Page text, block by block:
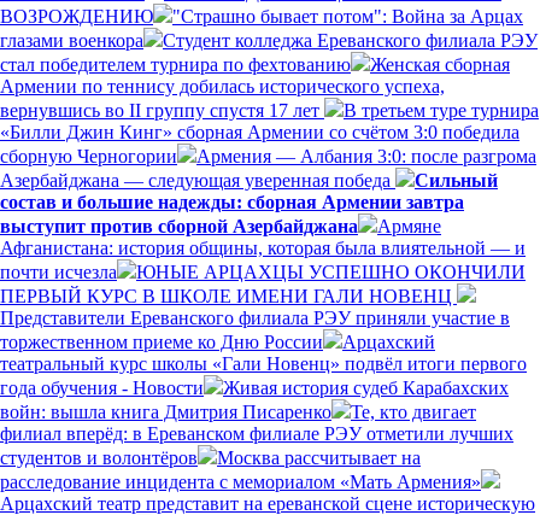
ВОЗРОЖДЕНИЮ
"Страшно бывает потом": Война за Арцах
глазами военкора
Студент колледжа Ереванского филиала РЭУ
стал победителем турнира по фехтованию
Женская сборная
Армении по теннису добилась исторического успеха,
вернувшись во II группу спустя 17 лет
В третьем туре турнира
«Билли Джин Кинг» сборная Армении со счётом 3:0 победила
сборную Черногории
Армения — Албания 3:0: после разгрома
Азербайджана — следующая уверенная победа
Сильный
состав и большие надежды: сборная Армении завтра
выступит против сборной Азербайджана
Армяне
Афганистана: история общины, которая была влиятельной — и
почти исчезла
ЮНЫЕ АРЦАХЦЫ УСПЕШНО ОКОНЧИЛИ
ПЕРВЫЙ КУРС В ШКОЛЕ ИМЕНИ ГАЛИ НОВЕНЦ
Представители Ереванского филиала РЭУ приняли участие в
торжественном приеме ко Дню России
Арцахский
театральный курс школы «Гали Новенц» подвёл итоги первого
года обучения - Новости
Живая история судеб Карабахских
войн: вышла книга Дмитрия Писаренко
Те, кто двигает
филиал вперёд: в Ереванском филиале РЭУ отметили лучших
студентов и волонтёров
Москва рассчитывает на
расследование инцидента с мемориалом «Мать Армения»
Арцахский театр представит на ереванской сцене историческую